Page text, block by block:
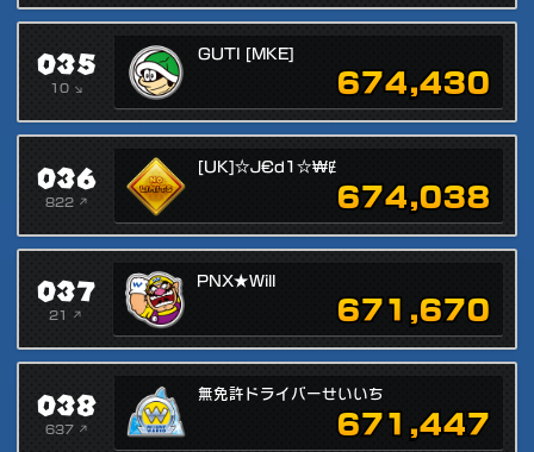
035
10 ↘
GUTI [MKE]
674,430
036
822 ↗
[UK]☆J€d1☆₩Ɇ
674,038
037
21 ↗
PNX★Will
671,670
038
637 ↗
無免許ドライバーせいいち
671,447